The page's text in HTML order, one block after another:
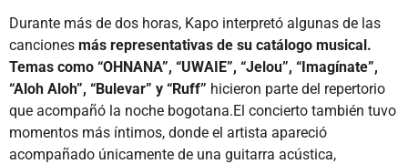
Durante más de dos horas, Kapo interpretó algunas de las
canciones más representativas de su catálogo musical.
Temas como “OHNANA”, “UWAIE”, “Jelou”, “Imagínate”,
“Aloh Aloh”, “Bulevar” y “Ruff” hicieron parte del repertorio
que acompañó la noche bogotana.El concierto también tuvo
momentos más íntimos, donde el artista apareció
acompañado únicamente de una guitarra acústica,